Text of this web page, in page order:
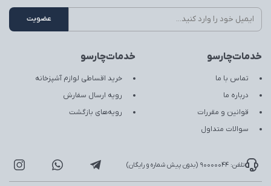
خدمات‌چارسو
تماس با ما
درباره ما
قوانین و مقررات
سوالات متداول
خدمات‌چارسو
خرید اقساطی لوازم آشپزخانه
رویه ارسال سفارش
رویه‌های بازگشت
تلفن: 90000044 (بدون پیش شماره و رایگان)